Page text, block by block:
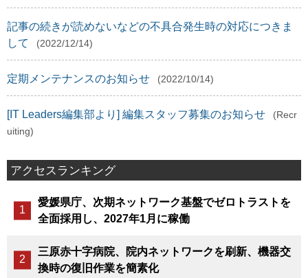
記事の続きが読めないなどの不具合発生時の対応につきま
して
(2022/12/14)
定期メンテナンスのお知らせ (2022/10/14)
[IT Leaders編集部より] 編集スタッフ募集のお知らせ
(Recr
uiting)
アクセスランキング
愛媛県庁、次期ネットワーク基盤でゼロトラストを
全面採用し、2027年1月に稼働
三原赤十字病院、院内ネットワークを刷新、機器交
換時の復旧作業を簡素化